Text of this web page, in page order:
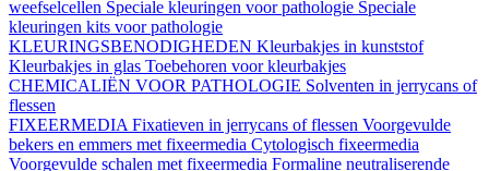
weefselcellen Speciale kleuringen voor pathologie Speciale
kleuringen kits voor pathologie
KLEURINGSBENODIGHEDEN Kleurbakjes in kunststof
Kleurbakjes in glas Toebehoren voor kleurbakjes
CHEMICALIËN VOOR PATHOLOGIE Solventen in jerrycans of
flessen
FIXEERMEDIA Fixatieven in jerrycans of flessen Voorgevulde
bekers en emmers met fixeermedia Cytologisch fixeermedia
Voorgevulde schalen met fixeermedia Formaline neutraliserende